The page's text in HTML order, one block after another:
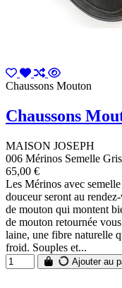
Chaussons Mouton
Chaussons
MAISON JOSEPH
006 Mérinos Semelle Gris
65,00 €
Les Mérinos avec
douceur seront au
de mouton qui montent
de mouton retournée
laine, une fibre naturelle
froid. Souples et...
Ajouter au